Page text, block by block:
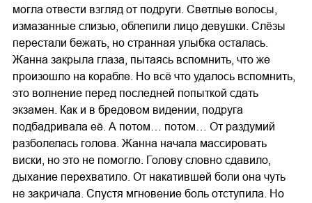
могла отвести взгляд от подруги. Светлые волосы,
измазанные слизью, облепили лицо девушки. Слёзы
перестали бежать, но странная улыбка осталась.
Жанна закрыла глаза, пытаясь вспомнить, что же
произошло на корабле. Но всё что удалось вспомнить,
это волнение перед последней попыткой сдать
экзамен. Как и в бредовом видении, подруга
подбадривала её. А потом… потом… От раздумий
разболелась голова. Жанна начала массировать
виски, но это не помогло. Голову словно сдавило,
дыхание перехватило. От накатившей боли она чуть
не закричала. Спустя мгновение боль отступила. Но